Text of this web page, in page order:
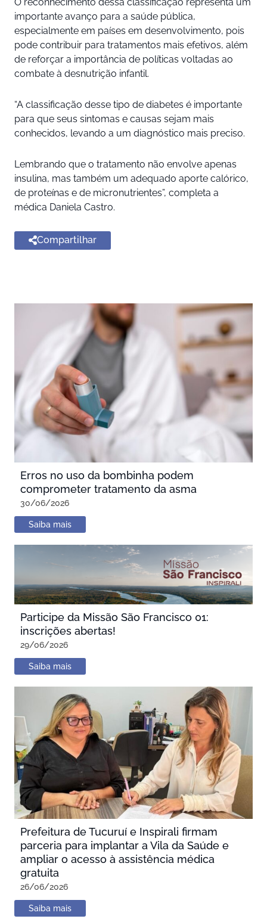
importante avanço para a saúde pública,
especialmente em países em desenvolvimento, pois
pode contribuir para tratamentos mais efetivos, além
de reforçar a importância de políticas voltadas ao
combate à desnutrição infantil.
“A classificação desse tipo de diabetes é importante
para que seus sintomas e causas sejam mais
conhecidos, levando a um diagnóstico mais preciso.
Lembrando que o tratamento não envolve apenas
insulina, mas também um adequado aporte calórico,
de proteínas e de micronutrientes”, completa a
médica Daniela Castro.
Compartilhar
Erros no uso da bombinha podem
comprometer tratamento da asma
30/06/2026
Saiba mais
Participe da Missão São Francisco 01:
inscrições abertas!
29/06/2026
Saiba mais
Prefeitura de Tucuruí e Inspirali firmam
parceria para implantar a Vila da Saúde e
ampliar o acesso à assistência médica
gratuita
26/06/2026
Saiba mais